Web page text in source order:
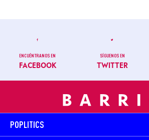
ENCUÉNTRANOS EN
FACEBOOK
SÍGUENOS EN
TWITTER
POPLITICS